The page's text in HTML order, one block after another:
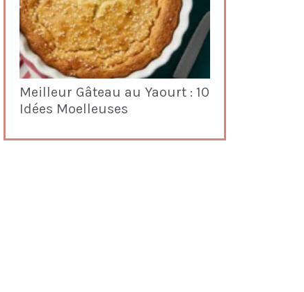
Meilleur Gâteau au Yaourt : 10
Idées Moelleuses